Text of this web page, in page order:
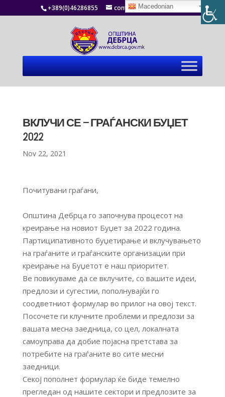
+389(0)46286855 contact@debrca.gov.mk
ВКЛУЧИ СЕ – ГРАЃАНСКИ БУЏЕТ
2022
Nov 22, 2021
Почитувани граѓани,
Општина Дебрца го започнува процесот на
креирање на новиот Буџет за 2022 година.
Партиципативното буџетирање и вклучувањето
на граѓаните и граѓанските организации при
креирање на Буџетот е наш приоритет.
Ве повикуваме да се вклучите, со вашите идеи,
предлози и сугестии, пополнувајќи го
соодветниот формулар во прилог на овој текст.
Посочете ги клучните проблеми и предлози за
вашата месна заедница, со цел, локалната
самоуправа да добие појасна претстава за
потребите на граѓаните во сите месни
заедници.
Секој пополнет формулар ќе биде темелно
прегледан од нашите сектори и предлозите за
Macedonian